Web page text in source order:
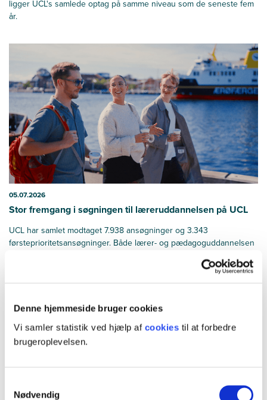
Denne hjemmeside bruger cookies
Vi samler statistik ved hjælp af cookies til at forbedre
brugeroplevelsen.
Nødvendig
ligger UCL's samlede optag på samme niveau som de seneste fem
år.
05.07.2026
Stor fremgang i søgningen til læreruddannelsen på UCL
UCL har samlet modtaget 7.938 ansøgninger og 3.343
førsteprioritetsansøgninger. Både lærer- og pædagoguddannelsen